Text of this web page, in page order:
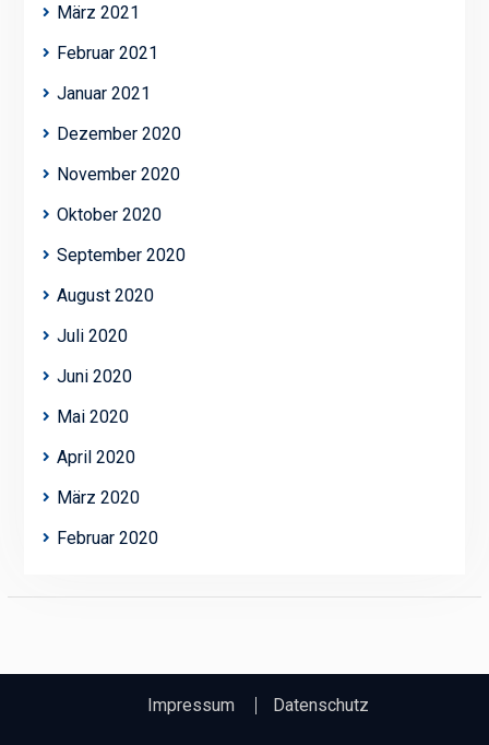
März 2021
Februar 2021
Januar 2021
Dezember 2020
November 2020
Oktober 2020
September 2020
August 2020
Juli 2020
Juni 2020
Mai 2020
April 2020
März 2020
Februar 2020
Impressum Datenschutz